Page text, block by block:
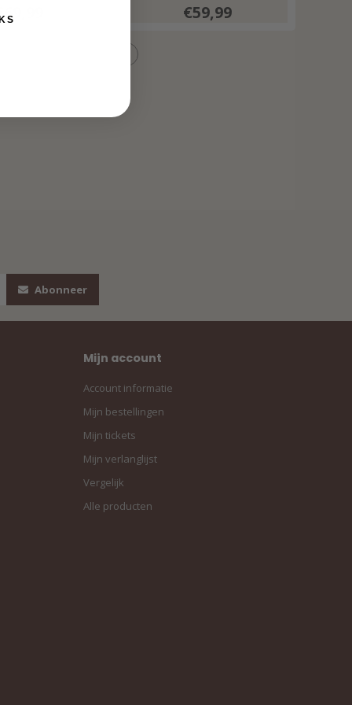
€59,99
Abonneer
Mijn account
Account informatie
Mijn bestellingen
Mijn tickets
Mijn verlanglijst
Vergelijk
Alle producten